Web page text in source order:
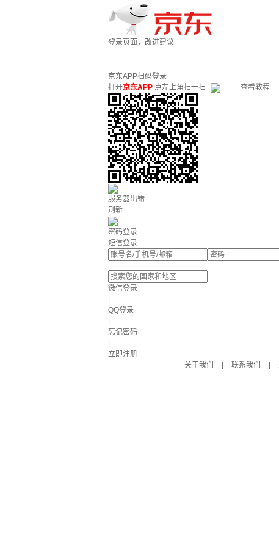
登录页面，改进建议
京东APP扫码登录
打开京东APP 点左上角扫一扫 查看教程
服务器出错
刷新
密码登录
短信登录
微信登录
QQ登录
忘记密码
立即注册
关于我们
联系我们